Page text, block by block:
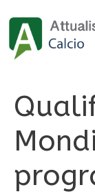
contenuto